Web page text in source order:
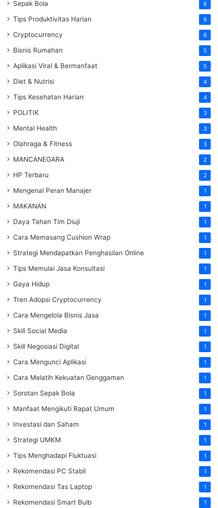
Sepak Bola 6
Tips Produktivitas Harian 6
Cryptocurrency 6
Bisnis Rumahan 5
Aplikasi Viral & Bermanfaat 5
Diet & Nutrisi 4
Tips Kesehatan Harian 4
POLITIK 3
Mental Health 3
Olahraga & Fitness 3
MANCANEGARA 2
HP Terbaru 2
Mengenal Peran Manajer 1
MAKANAN 1
Daya Tahan Tim Diuji 1
Cara Memasang Cushion Wrap 1
Strategi Mendapatkan Penghasilan Online 1
Tips Memulai Jasa Konsultasi 1
Gaya Hidup 1
Tren Adopsi Cryptocurrency 1
Cara Mengelola Bisnis Jasa 1
Skill Social Media 1
Skill Negosiasi Digital 1
Cara Mengunci Aplikasi 1
Cara Melatih Kekuatan Genggaman 1
Sorotan Sepak Bola 1
Manfaat Mengikuti Rapat Umum 1
Investasi dan Saham 1
Strategi UMKM 1
Tips Menghadapi Fluktuasi 1
Rekomendasi PC Stabil 1
Rekomendasi Tas Laptop 1
Rekomendasi Smart Bulb 1